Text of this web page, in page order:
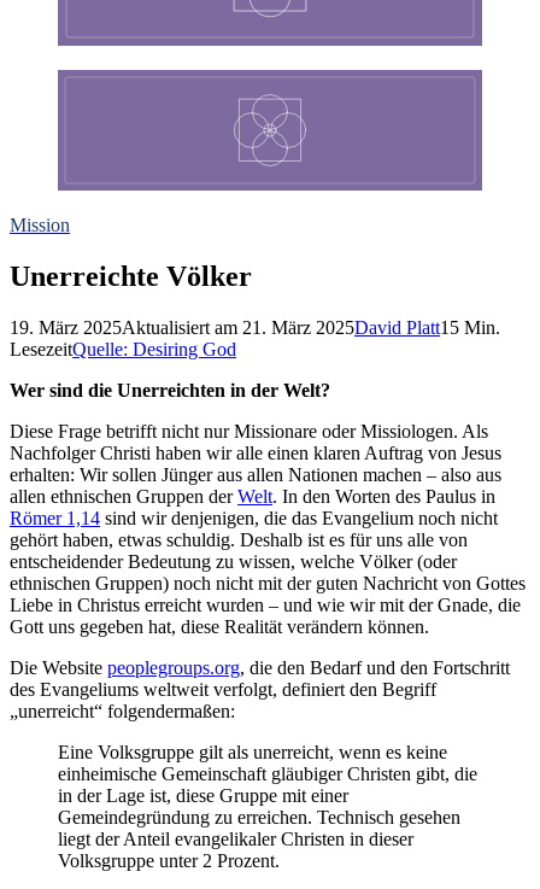
Mission
Unerreichte Völker
19. März 2025Aktualisiert am 21. März 2025David Platt15 Min.
LesezeitQuelle: Desiring God
Wer sind die Unerreichten in der Welt?
Diese Frage betrifft nicht nur Missionare oder Missiologen. Als
Nachfolger Christi haben wir alle einen klaren Auftrag von Jesus
erhalten: Wir sollen Jünger aus allen Nationen machen – also aus
allen ethnischen Gruppen derWelt. In den Worten des Paulus in
Römer 1,14 sind wir denjenigen, die das Evangelium noch nicht
gehört haben, etwas schuldig. Deshalb ist es für uns alle von
entscheidender Bedeutung zu wissen, welche Völker (oder
ethnischen Gruppen) noch nicht mit der guten Nachricht von Gottes
Liebe in Christus erreicht wurden – und wie wir mit der Gnade, die
Gott uns gegeben hat, diese Realität verändern können.
Die Website peoplegroups.org, die den Bedarf und den Fortschritt
des Evangeliums weltweit verfolgt, definiert den Begriff
„unerreicht“ folgendermaßen:
Eine Volksgruppe gilt als unerreicht, wenn es keine
einheimische Gemeinschaft gläubiger Christen gibt, die
in der Lage ist, diese Gruppe mit einer
Gemeindegründung zu erreichen. Technisch gesehen
liegt der Anteil evangelikaler Christen in dieser
Volksgruppe unter 2 Prozent.